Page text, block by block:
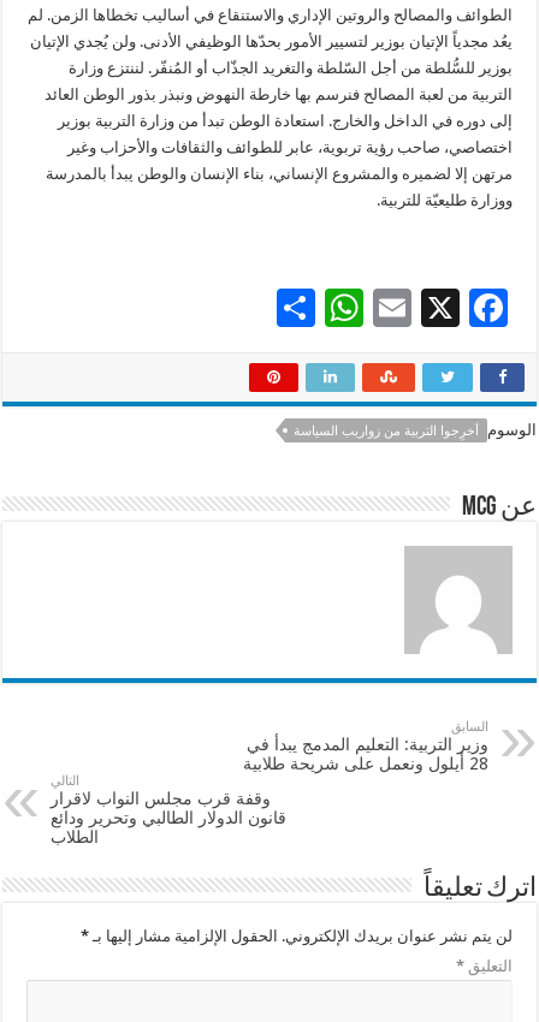
الطوائف والمصالح والروتين الإداري والاستنقاع في أساليب تخطاها الزمن. لم
يعُد مجدياً الإتيان بوزير لتسيير الأمور بحدّها الوظيفي الأدنى. ولن يُجدي الإتيان
بوزير للسُّلطة من أجل السّلطة والتغريد الجذّاب أو المُنفّر. لننتزع وزارة
التربية من لعبة المصالح فنرسم بها خارطة النهوض ونبذر بذور الوطن العائد
إلى دوره في الداخل والخارج. استعادة الوطن تبدأ من وزارة التربية بوزير
اختصاصي، صاحب رؤية تربوية، عابر للطوائف والثقافات والأحزاب وغير
مرتهن إلا لضميره والمشروع الإنساني، بناء الإنسان والوطن يبدأ بالمدرسة
ووزارة طليعيّة للتربية.
F
e
b
o
k
X
E
ai
l
W
at
sA
p
ar
e
الوسوم أخرِجوا التربية من زواريب السياسة
عن mcg
السابق
وزير التربية: التعليم المدمج يبدأ في
28 أيلول ونعمل على شريحة طلابية
التالي
وقفة قرب مجلس النواب لاقرار
قانون الدولار الطالبي وتحرير ودائع
الطلاب
اترك تعليقاً
لن يتم نشر عنوان بريدك الإلكتروني. الحقول الإلزامية مشار إليها بـ*
التعليق*